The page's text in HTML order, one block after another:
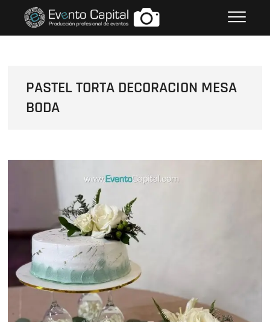
contenido
FOTOS GRUPO EMPRESARIAL
PASTEL TORTA DECORACION MESA
BODA